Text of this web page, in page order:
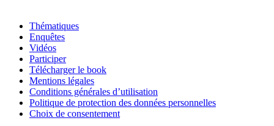
Thématiques
Enquêtes
Vidéos
Participer
Télécharger le book
Mentions légales
Conditions générales d’utilisation
Politique de protection des données personnelles
Choix de consentement